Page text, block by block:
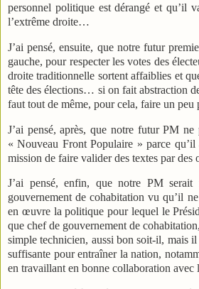
personnel politique est dérangé et qu’il
l’extrême droite…
J’ai pensé, ensuite, que notre futur
gauche, pour respecter les votes des
droite traditionnelle sortent affaiblies et
tête des élections… si on fait abstraction
faut tout de même, pour cela, faire un peu
J’ai pensé, après, que notre futur PM
« Nouveau Front Populaire » parce qu’il
mission de faire valider des textes par des
J’ai pensé, enfin, que notre PM serait
gouvernement de cohabitation vu qu’il
en œuvre la politique pour lequel le
que chef de gouvernement de
simple technicien, aussi bon soit-il, mais
suffisante pour entraîner la nation,
en travaillant en bonne collaboration avec